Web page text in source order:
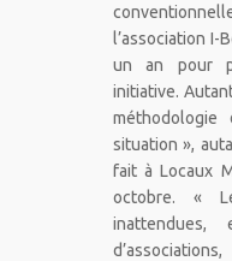
l’association
un an pour
initiative.
situation »,
fait à Locaux
octobre. «